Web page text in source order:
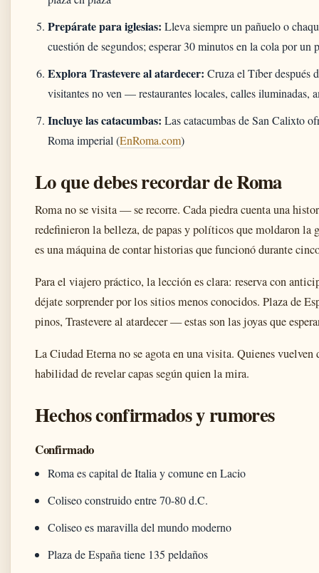
Prepárate para iglesias: Lleva siempre un pañuelo o
cuestión de segundos; esperar 30 minutos en la cola por un
Explora Trastevere al atardecer: Cruza el Tíber después
visitantes no ven — restaurantes locales, calles iluminadas,
Incluye las catacumbas: Las catacumbas de San Calixto
Roma imperial (EnRoma.com)
Lo que debes recordar de Roma
Roma no se visita — se recorre. Cada piedra cuenta una
redefinieron la belleza, de papas y políticos que moldaron
es una máquina de contar historias que funcionó durante
Para el viajero práctico, la lección es clara: reserva con
déjate sorprender por los sitios menos conocidos. Plaza de
pinos, Trastevere al atardecer — estas son las joyas que
La Ciudad Eterna no se agota en una visita. Quienes
habilidad de revelar capas según quien la mira.
Hechos confirmados y rumores
Confirmado
Roma es capital de Italia y comune en Lacio
Coliseo construido entre 70-80 d.C.
Coliseo es maravilla del mundo moderno
Plaza de España tiene 135 peldaños